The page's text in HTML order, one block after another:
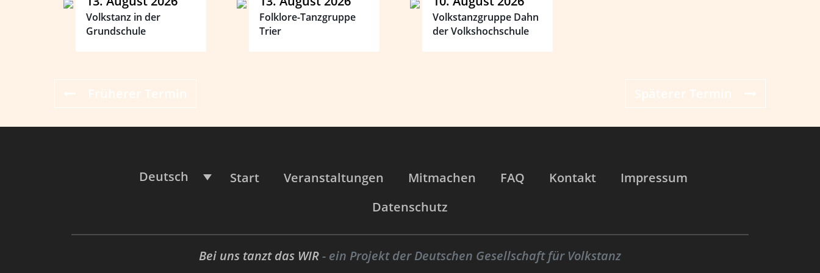
Volkstanz in der
Grundschule
Folklore-Tanzgruppe
Trier
Volkstanzgruppe Dahn
der Volkshochschule
Früherer Termin Späterer Termin
Deutsch Start Veranstaltungen Mitmachen FAQ Kontakt
Impressum
Datenschutz
Bei uns tanzt das WIR- ein Projekt derDeutschen Gesellschaft für Volkstanz